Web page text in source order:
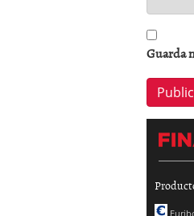
Guarda